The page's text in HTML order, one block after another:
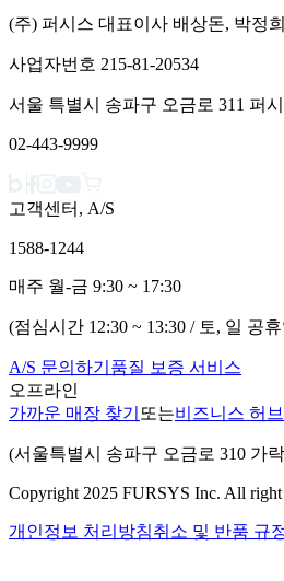
(주) 퍼시스 대표이사 배상돈, 박정희
사업자번호 215-81-20534
서울 특별시 송파구 오금로 311 퍼
02-443-9999
고객센터, A/S
1588-1244
매주 월-금 9:30 ~ 17:30
(점심시간 12:30 ~ 13:30 / 토, 일 공
A/S 문의하기 품질 보증 서비스
오프라인
가까운 매장 찾기 또는비즈니스 허브
(서울특별시 송파구 오금로 310 가
Copyright 2025 FURSYS Inc. All right
개인정보 처리방침취소 및 반품 규